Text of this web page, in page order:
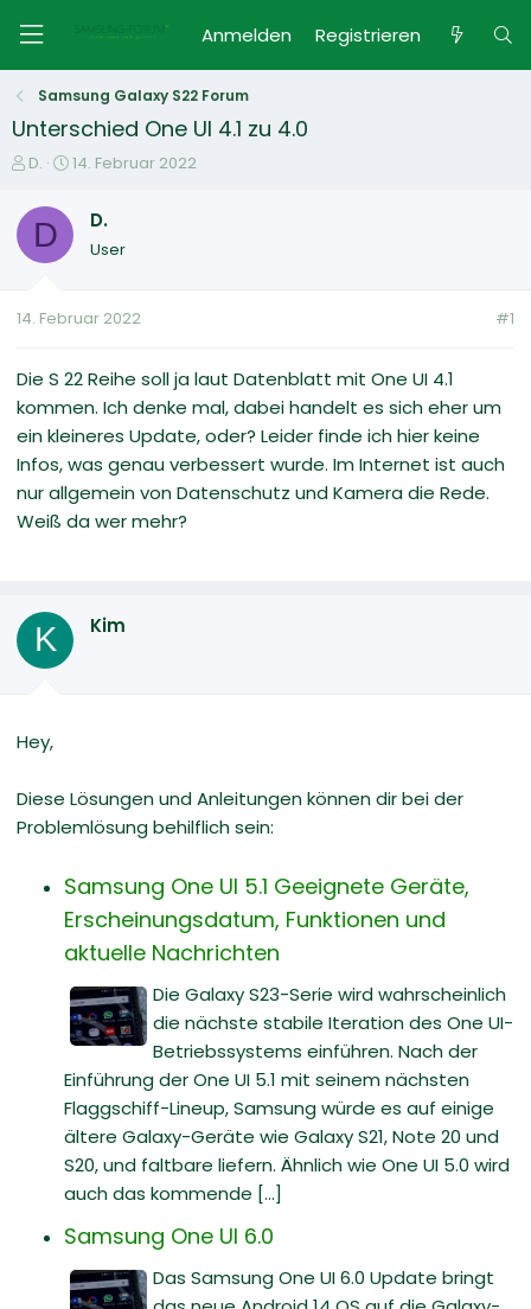
Anmelden Registrieren
Samsung Galaxy S22 Forum
Unterschied One UI 4.1 zu 4.0
E
s
e
e
D.
E
t
t
m
14. Februar 2022
D D.
User
14. Februar 2022 #1
Die S 22 Reihe soll ja laut Datenblatt mit One UI 4.1
kommen. Ich denke mal, dabei handelt es sich eher um
ein kleineres Update, oder? Leider finde ich hier keine
Infos, was genau verbessert wurde. Im Internet ist auch
nur allgemein von Datenschutz und Kamera die Rede.
Weiß da wer mehr?
K Kim
Hey,
Diese Lösungen und Anleitungen können dir bei der
Problemlösung behilflich sein:
Samsung One UI 5.1 Geeignete Geräte,
Erscheinungsdatum, Funktionen und
aktuelle Nachrichten
Die Galaxy S23-Serie wird wahrscheinlich
die nächste stabile Iteration des One UI-
Betriebssystems einführen. Nach der
Einführung der One UI 5.1 mit seinem nächsten
Flaggschiff-Lineup, Samsung würde es auf einige
ältere Galaxy-Geräte wie Galaxy S21, Note 20 und
S20, und faltbare liefern. Ähnlich wie One UI 5.0 wird
auch das kommende [...]
Samsung One UI 6.0
Das Samsung One UI 6.0 Update bringt